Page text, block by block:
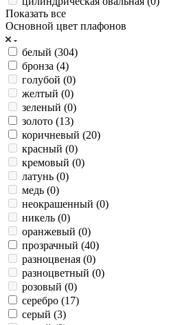
Показать все
Основной цвет плафонов
белый (304)
бронза (4)
голубой (0)
желтый (0)
зеленый (0)
золото (13)
коричневый (20)
красный (0)
кремовый (0)
латунь (0)
медь (0)
неокрашенный (0)
никель (0)
оранжевый (0)
прозрачный (40)
разноцвеная (0)
разноцветный (0)
розовый (0)
серебро (17)
серый (3)